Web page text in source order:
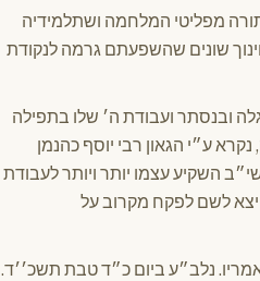
מפליטי המלחמה ושתלמידיה
שונים שהשפעתם גרמה לנקודת
ובנסתר ועבודת ה׳ שלו בתפילה
ע״י הגאון רבי יוסף כהנמן
השקיע עצמו יותר ויותר לעבודת
יצא לשם לפקח מקרוב על
נלב״ע ביום כ״ד טבת תשכ׳׳ד.